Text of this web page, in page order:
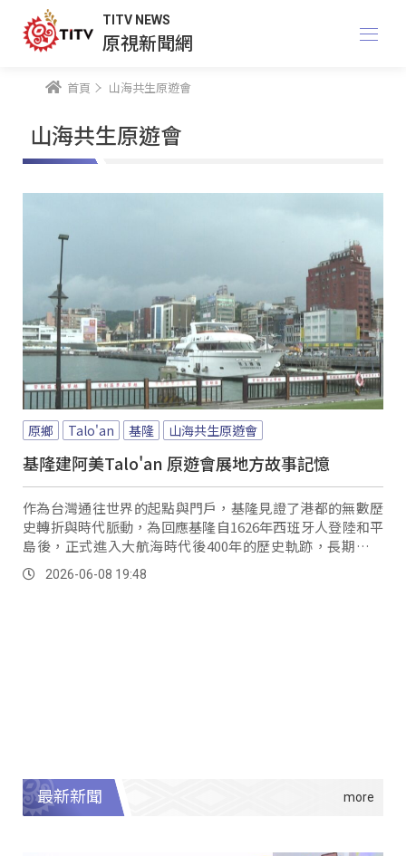
TITV NEWS
原視新聞網
首頁 山海共生原遊會
山海共生原遊會
原鄉 Talo'an 基隆 山海共生原遊會
基隆建阿美Talo'an 原遊會展地方故事記憶
作為台灣通往世界的起點與門戶，基隆見證了港都的無數歷
史轉折與時代脈動，為回應基隆自1626年西班牙人登陸和平
島後，正式進入大航海時代後400年的歷史軌跡，長期落腳
在此的原住民族與居民，6日首次舉辦「山海共生原遊會」，
並在國門廣場搭建象徵阿美族公共聚會、與精神核心的 基隆
2026-06-08 19:48
最新新聞